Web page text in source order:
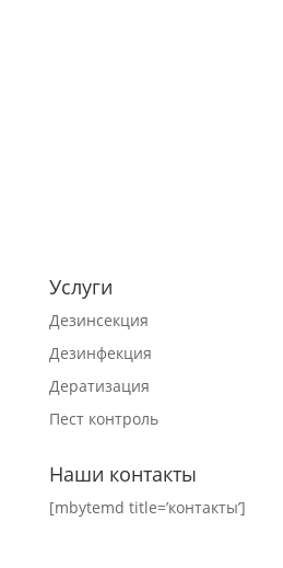
Услуги
Дезинсекция
Дезинфекция
Дератизация
Пест контроль
Наши контакты
[mbytemd title=’контакты’]